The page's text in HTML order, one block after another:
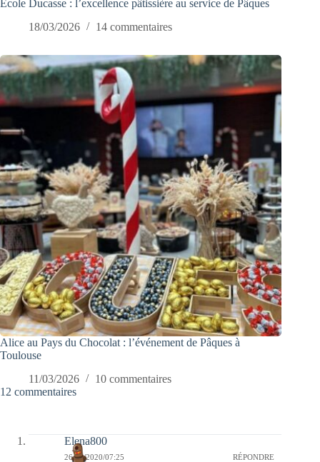
École Ducasse : l’excellence pâtissière au service de Pâques
18/03/2026
14 commentaires
Alice au Pays du Chocolat : l’événement de Pâques à
Toulouse
11/03/2026
10 commentaires
12 commentaires
Elena800
26/02/2020/07:25 RÉPONDRE